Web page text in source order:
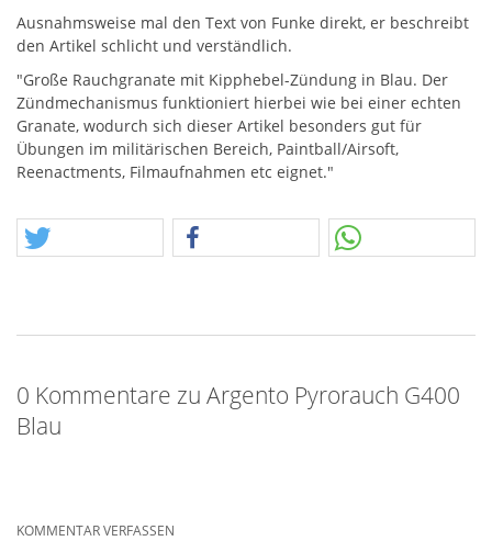
Ausnahmsweise mal den Text von Funke direkt, er beschreibt
den Artikel schlicht und verständlich.
"Große Rauchgranate mit Kipphebel-Zündung in Blau. Der
Zündmechanismus funktioniert hierbei wie bei einer echten
Granate, wodurch sich dieser Artikel besonders gut für
Übungen im militärischen Bereich, Paintball/Airsoft,
Reenactments, Filmaufnahmen etc eignet."
0 Kommentare zu Argento Pyrorauch G400
Blau
KOMMENTAR VERFASSEN